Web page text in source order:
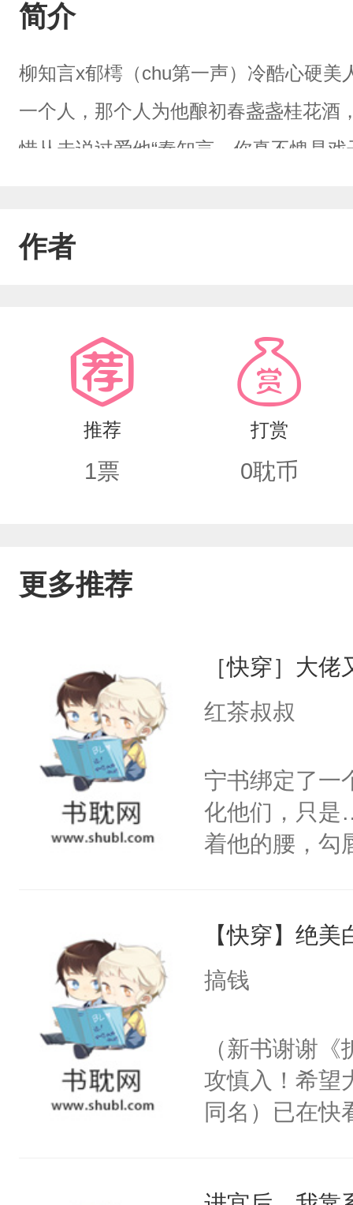
简介
柳知言x郁樗（chu第一声）冷酷心硬
一个人，那个人为他酿初春盏盏桂花酒
惜从未说过爱他“秦知言，你真不愧是
相对无言，天子守国门，军卒战沙场
门十七代单传，他今日因情爱叛国一
共生与国共难是柳家人看作比命还重
胄，身上流淌的尊贵血脉不容得他低头
作者
推荐
1票
打赏
0耽币
更多推荐
［快穿］大
红茶叔叔
宁书绑定了一
化他们，只是
着他的腰，勾
来，给老公
用力——为你
【快穿】绝
搞钱
（新书谢谢
攻慎入！希望
同名）已在快